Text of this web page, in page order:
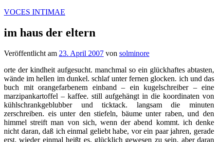
Zum
springen
VOCES INTIMAE
im haus der eltern
Veröffentlicht am 23. April 2007 von solminore
orte der kindheit aufgesucht. manchmal so ein glückhaftes abtasten,
wände im hellen im dunkel. schlaf unter fernen glocken. ich und das
buch mit orangefarbenem einband – ein kugelschreiber – eine
marzipankartoffel – kaffee. still aufgehängt in die koordinaten von
kühlschrankgeblubber und ticktack. langsam die minuten
zerschreiben. eis unter den stiefeln, bäume unter raben, und den
himmel streift man von sich, wenn der abend kommt. ich denke
nicht daran, daß ich einmal geliebt habe, vor ein paar jahren, gerade
erst. wieder einmal heißt es, glücklich gewesen zu sein. aber daran